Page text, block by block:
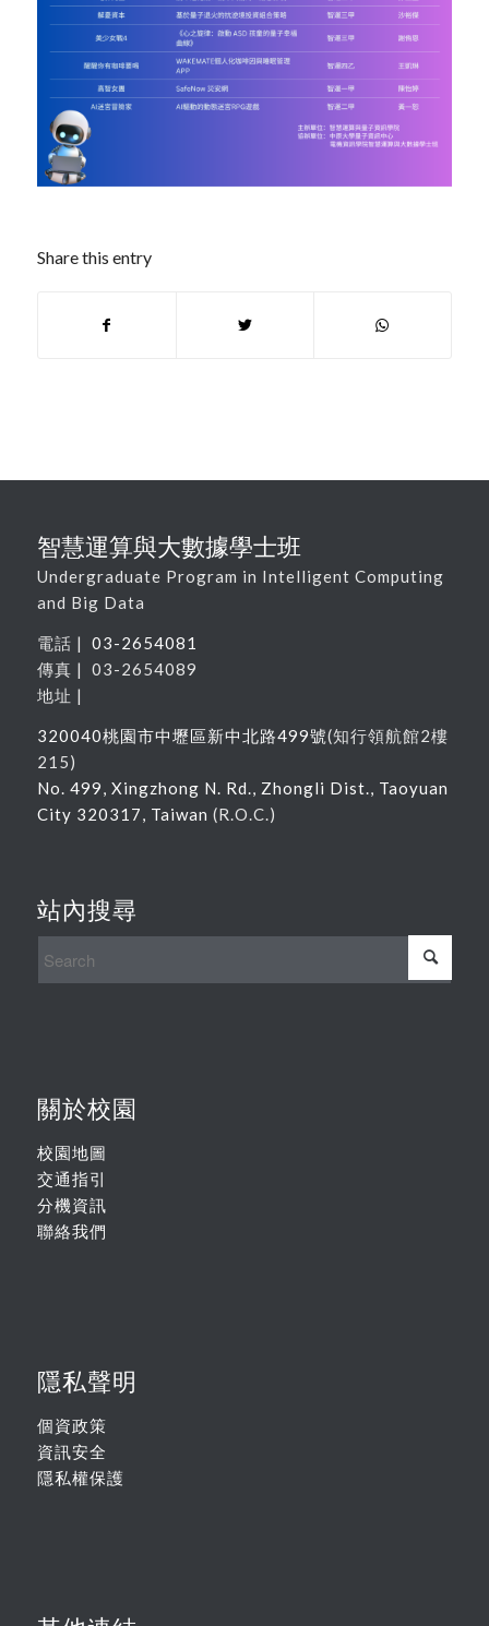
Share this entry
智慧運算與大數據學士班
Undergraduate Program in Intelligent Computing
and Big Data
電話 | 03-2654081
傳真 | 03-2654089
地址 |
320040桃園市中壢區新中北路499號(知行領航館2樓
215)
No. 499, Xingzhong N. Rd., Zhongli Dist., Taoyuan
City 320317, Taiwan (R.O.C.)
站內搜尋
關於校園
校園地圖
交通指引
分機資訊
聯絡我們
隱私聲明
個資政策
資訊安全
隱私權保護